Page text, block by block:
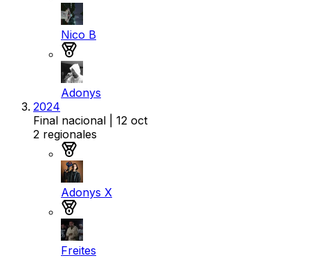
Nico B
Adonys
2024
Final nacional | 12 oct
2 regionales
Adonys X
Freites